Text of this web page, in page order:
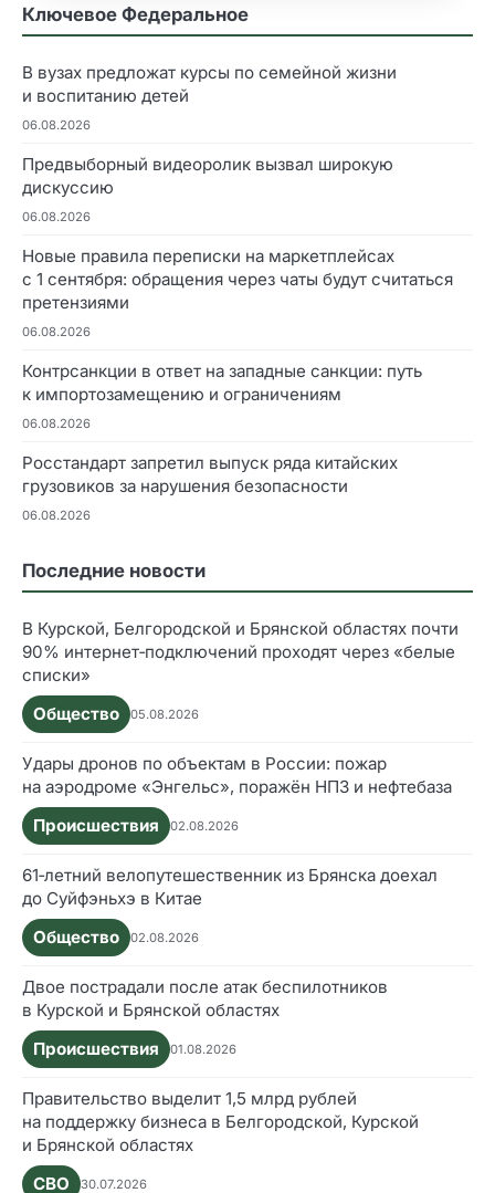
Ключевое Федеральное
В вузах предложат курсы по семейной жизни
и воспитанию детей
06.08.2026
Предвыборный видеоролик вызвал широкую
дискуссию
06.08.2026
Новые правила переписки на маркетплейсах
с 1 сентября: обращения через чаты будут считаться
претензиями
06.08.2026
Контрсанкции в ответ на западные санкции: путь
к импортозамещению и ограничениям
06.08.2026
Росстандарт запретил выпуск ряда китайских
грузовиков за нарушения безопасности
06.08.2026
Последние новости
В Курской, Белгородской и Брянской областях почти
90% интернет‑подключений проходят через «белые
списки»
Общество
05.08.2026
Удары дронов по объектам в России: пожар
на аэродроме «Энгельс», поражён НПЗ и нефтебаза
Происшествия
02.08.2026
61‑летний велопутешественник из Брянска доехал
до Суйфэньхэ в Китае
Общество
02.08.2026
Двое пострадали после атак беспилотников
в Курской и Брянской областях
Происшествия
01.08.2026
Правительство выделит 1,5 млрд рублей
на поддержку бизнеса в Белгородской, Курской
и Брянской областях
СВО
30.07.2026